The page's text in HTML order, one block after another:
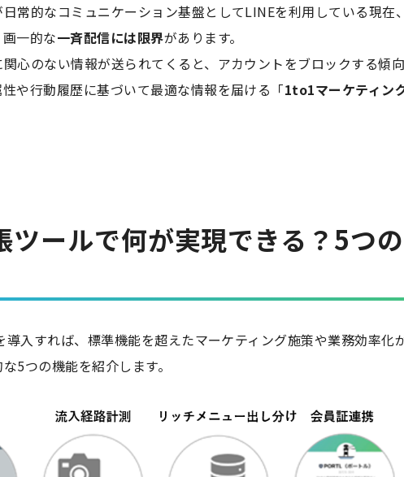
常的なコミュニケーション基盤としてLINEを利用している現在
一的な一斉配信には限界があります。
心のない情報が送られてくると、アカウントをブロックする傾向
や行動履歴に基づいて最適な情報を届ける「1to1マーケティン
ツールで何が実現できる？5つ
入すれば、標準機能を超えたマーケティング施策や業務効率化
5つの機能を紹介します。